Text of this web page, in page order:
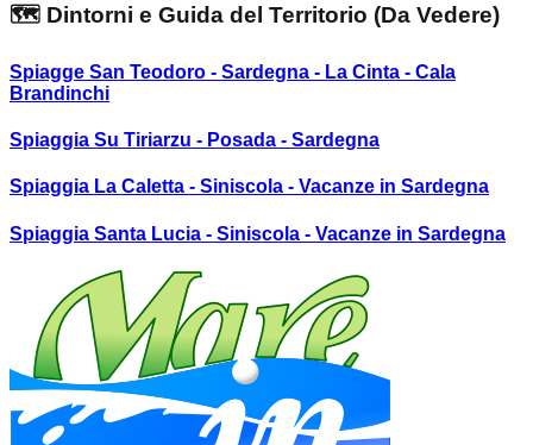
🗺️ Dintorni e Guida del Territorio (Da Vedere)
Spiagge San Teodoro - Sardegna - La Cinta - Cala
Brandinchi
Spiaggia Su Tiriarzu - Posada - Sardegna
Spiaggia La Caletta - Siniscola - Vacanze in Sardegna
Spiaggia Santa Lucia - Siniscola - Vacanze in Sardegna